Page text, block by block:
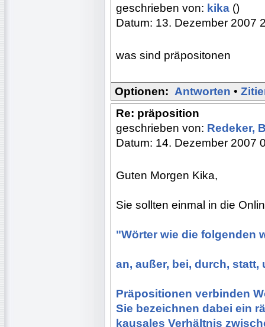
geschrieben von: kika ()
Datum: 13. Dezember 2007
was sind präpositonen
Optionen: Antworten •
Re: präposition
geschrieben von: Redeker,
Datum: 14. Dezember 2007
Guten Morgen Kika,
Sie sollten einmal in die
"Wörter wie die folgenden
an, außer, bei, durch, statt,
Präpositionen verbinden
Sie bezeichnen dabei ein
kausales Verhältnis